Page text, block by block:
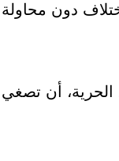
دون محاولة
أن تصغي